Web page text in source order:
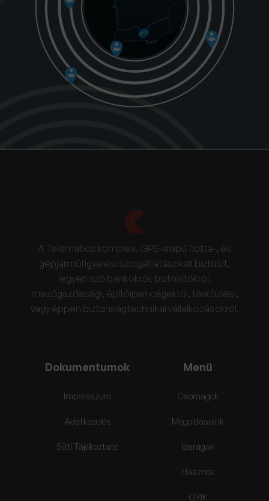
A Telematics komplex, GPS-alapú flotta-, és
gépjárműfigyelési szolgáltatásokat biztosít,
legyen szó bankokról, biztosítókról,
mezőgazdasági, építőipari cégekről, távközlési,
vagy éppen biztonságtechnikai vállalkozásokról.
Dokumentumok
Impresszum
Adatkezelés
Süti Tájékoztató
Menü
Csomagok
Megoldásaink
Iparágak
Hasznos
GYIK